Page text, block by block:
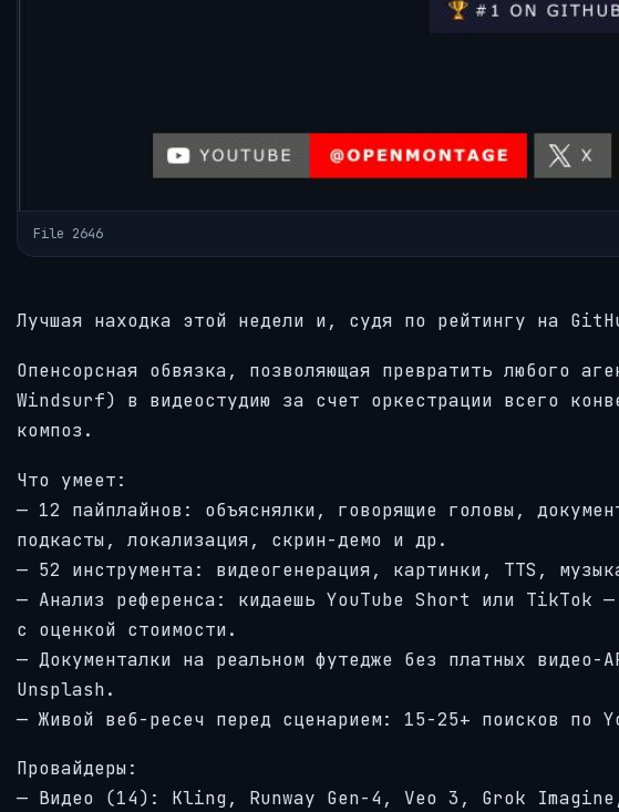
File 2646
Лучшая находка этой недели и, судя по рейтингу на
Опенсорсная обвязка, позволяющая превратить любого
Windsurf) в видеостудию за счет оркестрации всего
композ.
Что умеет:
— 12 пайплайнов: объяснялки, говорящие головы,
подкасты, локализация, скрин-демо и др.
— 52 инструмента: видеогенерация, картинки, TTS,
— Анализ референса: кидаешь YouTube Short или TikTok —
с оценкой стоимости.
— Документалки на реальном футедже без платных
Unsplash.
— Живой веб-ресеч перед сценарием: 15-25+ поисков по
Провайдеры:
— Видео (14): Kling, Runway Gen-4, Veo 3, Grok Imagine,